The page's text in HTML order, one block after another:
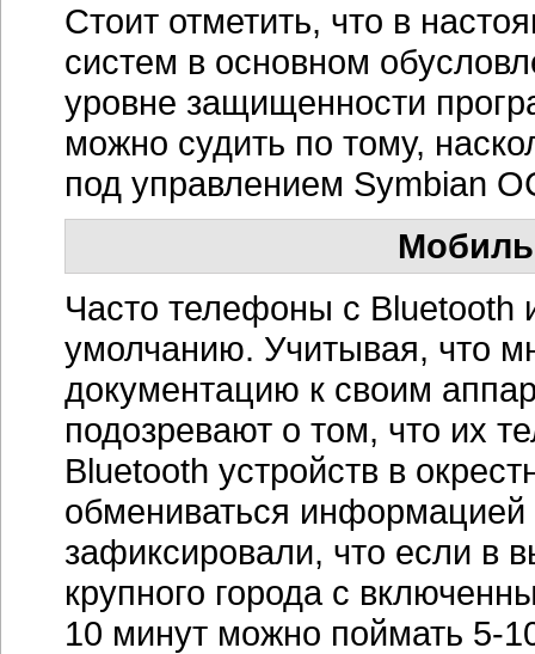
Стоит отметить, что в
систем в основном
уровне защищенности
можно судить по тому,
под управлением Symbian
Часто телефоны с
умолчанию. Учитывая, что
документацию к своим
подозревают о том, что их
Bluetooth устройств в
обмениваться
зафиксировали, что если в
крупного города с
10 минут можно поймать 5-